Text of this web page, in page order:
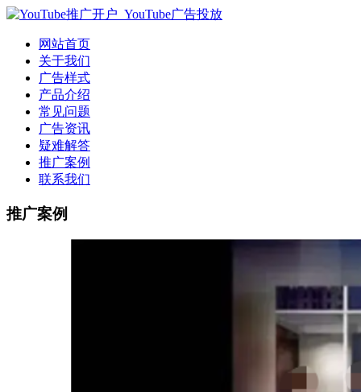
网站首页
关于我们
广告样式
产品介绍
常见问题
广告资讯
疑难解答
推广案例
联系我们
推广案例
推广方案|Youtube推广方案